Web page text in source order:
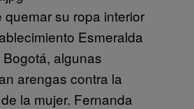
quemar su ropa interior
Esmeralda
algunas
arengas contra la
la mujer. Fernanda